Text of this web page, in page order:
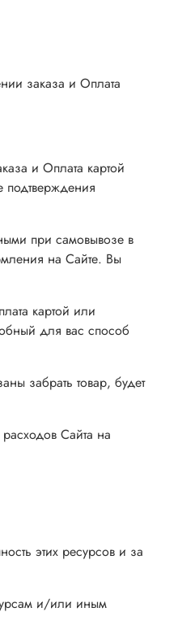
заказа и Оплата
и Оплата картой
при самовывозе в
на Сайте. Вы
картой или
для вас способ
забрать товар, будет
Сайта на
этих ресурсов и за
и/или иным